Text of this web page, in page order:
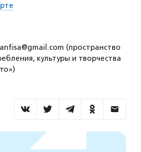
(пространство
культуры и творчества